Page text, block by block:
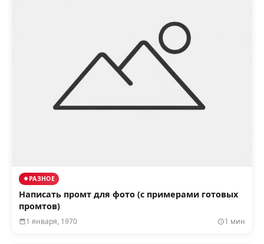
РАЗНОЕ
Написать промт для фото (с примерами готовых
промтов)
1 января, 1970 1 мин